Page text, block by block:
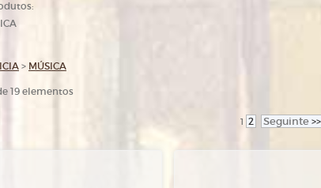
> MÚSICA
19 elementos
1 2 Seguinte >>